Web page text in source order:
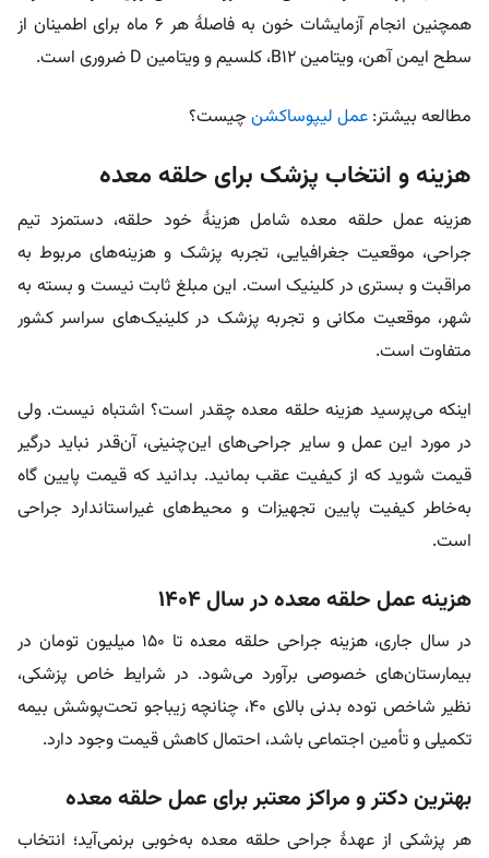
همچنین انجام آزمایشات خون به فاصلۀ هر ۶ ماه برای اطمینان از
سطح ایمن آهن، ویتامین B۱۲، کلسیم و ویتامین D ضروری است.
مطالعه بیشتر: عمل لیپوساکشن چیست؟
هزینه و انتخاب پزشک برای حلقه معده
هزینه عمل حلقه معده شامل هزینۀ خود حلقه، دستمزد تیم
جراحی، موقعیت جغرافیایی، تجربه پزشک و هزینه‌های مربوط به
مراقبت و بستری در کلینیک است. این مبلغ ثابت نیست و بسته به
شهر، موقعیت مکانی و تجربه پزشک در کلینیک‌های سراسر کشور
متفاوت است.
اینکه می‌پرسید هزینه حلقه معده چقدر است؟ اشتباه نیست. ولی
در مورد این عمل و سایر جراحی‌‌های این‌چنینی، آن‌قدر نباید درگیر
قیمت شوید که از کیفیت عقب بمانید. بدانید که قیمت پایین گاه
به‌خاطر کیفیت پایین تجهیزات و محیط‌های غیراستاندارد جراحی
است.
هزینه عمل حلقه معده در سال ۱۴۰۴
در سال جاری، هزینه‌ جراحی حلقه معده تا ۱۵۰ میلیون‌ تومان در
بیمارستان‌های خصوصی بر‌آورد می‌شود. در شرایط خاص پزشکی،
نظیر شاخص توده بدنی بالای ۴۰، چنانچه زیباجو تحت‌پوشش بیمه
تکمیلی و تأمین اجتماعی باشد، احتمال کاهش قیمت وجود دارد.
بهترین دکتر و مراکز معتبر برای عمل حلقه معده
هر پزشکی از عهدۀ جراحی حلقه معده به‌خوبی برنمی‌آید؛ انتخاب